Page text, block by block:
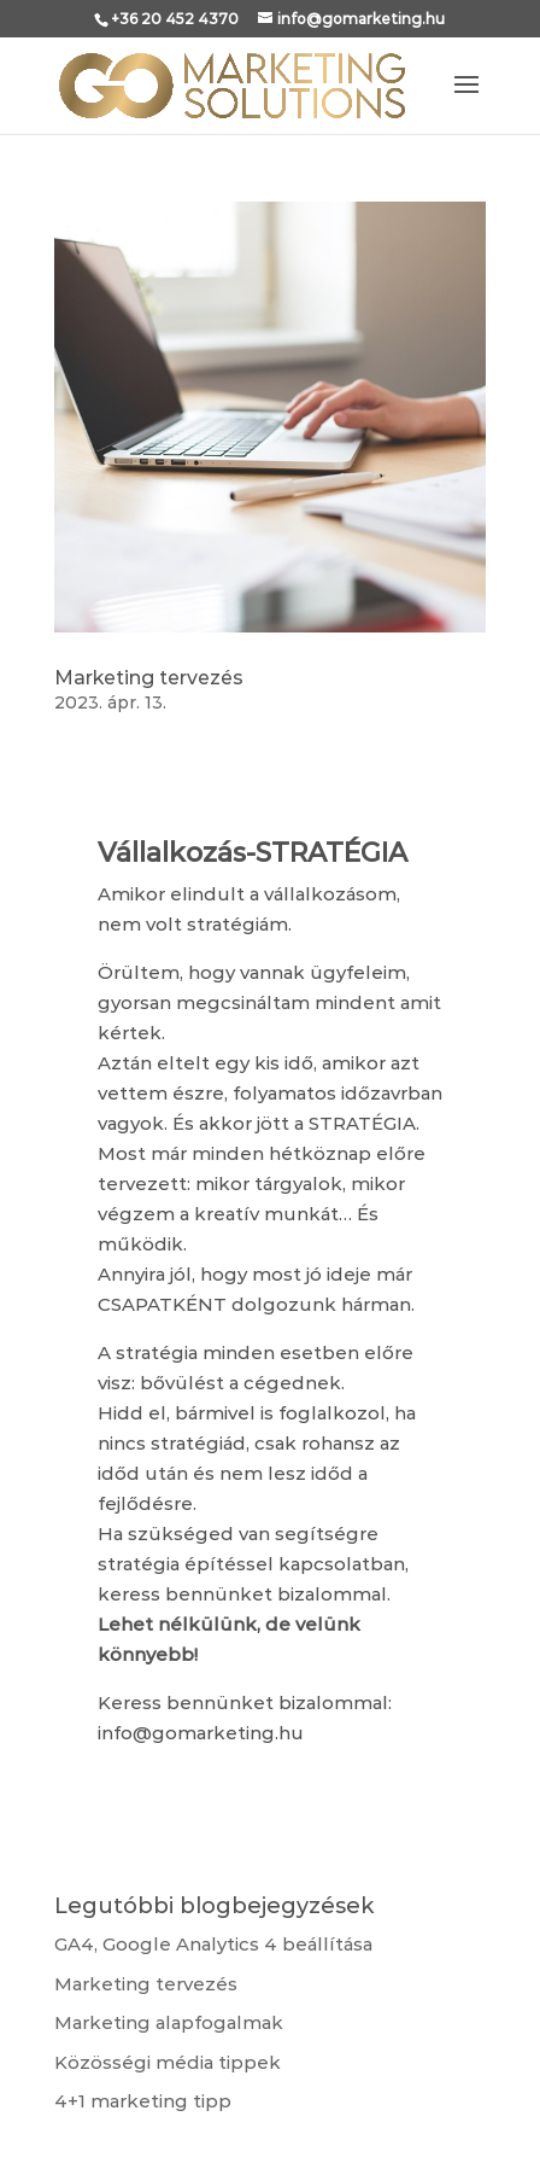
+36 20 452 4370 info@gomarketing.hu
Marketing tervezés
2023. ápr. 13.
Vállalkozás-STRATÉGIA
Amikor elindult a vállalkozásom,
nem volt stratégiám.
Örültem, hogy vannak ügyfeleim,
gyorsan megcsináltam mindent amit
kértek.
Aztán eltelt egy kis idő, amikor azt
vettem észre, folyamatos időzavrban
vagyok. És akkor jött a STRATÉGIA.
Most már minden hétköznap előre
tervezett: mikor tárgyalok, mikor
végzem a kreatív munkát… És
működik.
Annyira jól, hogy most jó ideje már
CSAPATKÉNT dolgozunk hárman.
A stratégia minden esetben előre
visz: bővülést a cégednek.
Hidd el, bármivel is foglalkozol, ha
nincs stratégiád, csak rohansz az
időd után és nem lesz időd a
fejlődésre.
Ha szükséged van segítségre
stratégia építéssel kapcsolatban,
keress bennünket bizalommal.
Lehet nélkülünk, de velünk
könnyebb!
Keress bennünket bizalommal:
info@gomarketing.hu
Legutóbbi blogbejegyzések
GA4, Google Analytics 4 beállítása
Marketing tervezés
Marketing alapfogalmak
Közösségi média tippek
4+1 marketing tipp